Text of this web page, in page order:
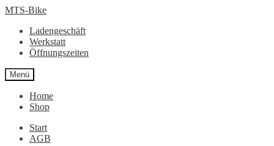
Zur
springen
Zum
springen
MTS-Bike
Ladengeschäft
Werkstatt
Öffnungszeiten
Menü
Home
Shop
Start
AGB